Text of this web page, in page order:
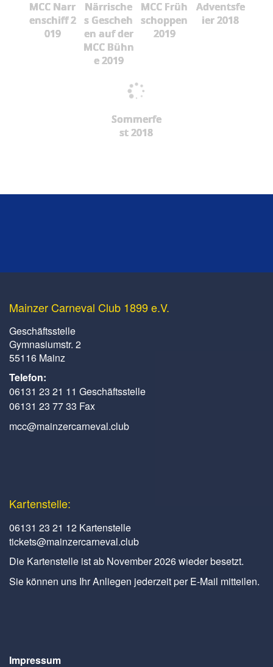
MCC Narr
enschiff 2
019
Närrische
s Gescheh
en auf der
MCC Bühn
e 2019
MCC Früh
schoppen
2019
Adventsfe
ier 2018
Sommerfe
st 2018
Mainzer Carneval Club 1899 e.V.
Geschäftsstelle
Gymnasiumstr. 2
55116 Mainz
Telefon:
06131 23 21 11 Geschäftsstelle
06131 23 77 33 Fax
mcc@mainzercarneval.club
Kartenstelle:
06131 23 21 12 Kartenstelle
tickets@mainzercarneval.club
Die Kartenstelle ist ab November 2026 wieder besetzt.
Sie können uns Ihr Anliegen jederzeit per E-Mail mitteilen.
Impressum